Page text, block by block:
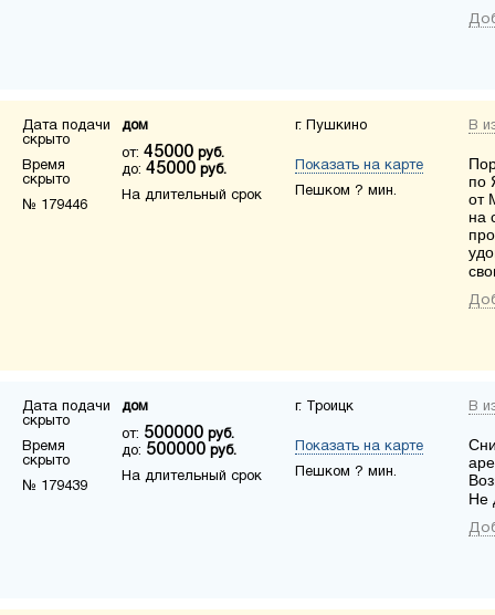
Дата подачи
скрыто
Время
скрыто
№ 179446
дом
от: 45000 руб.
до: 45000 руб.
На длительный срок
г. Пушкино
Показать на карте
Пешком ? мин.
В
по
от
на
Дата подачи
скрыто
Время
скрыто
№ 179439
дом
от: 500000 руб.
до: 500000 руб.
На длительный срок
г. Троицк
Показать на карте
Пешком ? мин.
В
Не